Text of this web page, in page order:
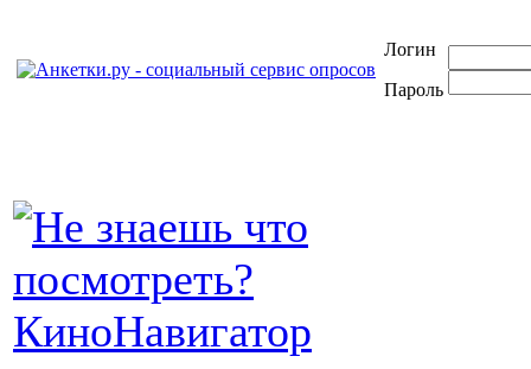
Логин
Пароль